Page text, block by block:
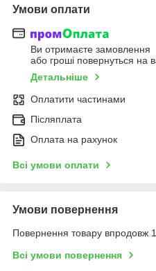
Умови оплати
Ви отримаєте замовлення
або гроші повернуться на
Детальніше
Оплатити частинами
Післяплата
Оплата на рахунок
Всі умови оплати
Умови повернення
Повернення товару впродовж
Всі умови повернення